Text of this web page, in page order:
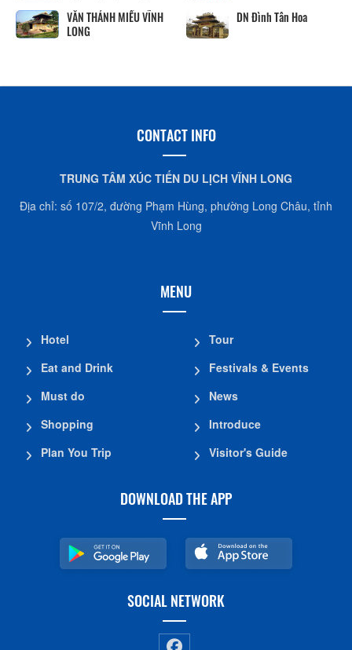
VĂN THÁNH MIẾU VĨNH
LONG
DN Đình Tân Hoa
CONTACT INFO
TRUNG TÂM XÚC TIẾN DU LỊCH VĨNH LONG
Địa chỉ: số 107/2, đường Phạm Hùng, phường Long Châu, tỉnh
Vĩnh Long
MENU
Hotel
Eat and Drink
Must do
Shopping
Plan You Trip
Tour
Festivals & Events
News
Introduce
Visitor's Guide
DOWNLOAD THE APP
SOCIAL NETWORK